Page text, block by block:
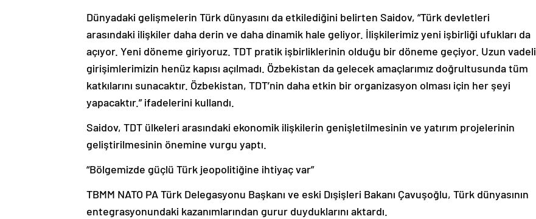
Dünyadaki gelişmelerin Türk dünyasını da etkilediğini belirten Saidov, “Türk devletleri
arasındaki ilişkiler daha derin ve daha dinamik hale geliyor. İlişkilerimiz yeni işbirliği ufukları da
açıyor. Yeni döneme giriyoruz. TDT pratik işbirliklerinin olduğu bir döneme geçiyor. Uzun vadeli
girişimlerimizin henüz kapısı açılmadı. Özbekistan da gelecek amaçlarımız doğrultusunda tüm
katkılarını sunacaktır. Özbekistan, TDT’nin daha etkin bir organizasyon olması için her şeyi
yapacaktır.” ifadelerini kullandı.
Saidov, TDT ülkeleri arasındaki ekonomik ilişkilerin genişletilmesinin ve yatırım projelerinin
geliştirilmesinin önemine vurgu yaptı.
“Bölgemizde güçlü Türk jeopolitiğine ihtiyaç var”
TBMM NATO PA Türk Delegasyonu Başkanı ve eski Dışişleri Bakanı Çavuşoğlu, Türk dünyasının
entegrasyonundaki kazanımlarından gurur duyduklarını aktardı.